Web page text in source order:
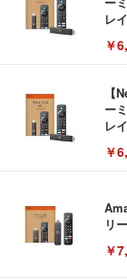
レ
￥
【
ー
レ
￥
リ
￥